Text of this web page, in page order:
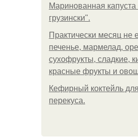
Маринованная
грузински".
Практически месяц не
печенье, мармелад,
сухофрукты, сладкие,
красные фрукты и
Кефирный коктейль
перекуса.